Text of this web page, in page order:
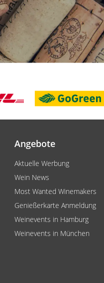
Angebote
Aktuelle Werbung
Wein News
Most Wanted Winemakers
Genießerkarte Anmeldung
Weinevents in Hamburg
Weinevents in München